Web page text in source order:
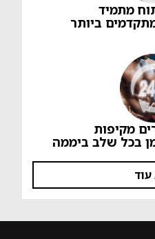
מתמיד
ביותר
מקיפות
בכל שלב ביממה